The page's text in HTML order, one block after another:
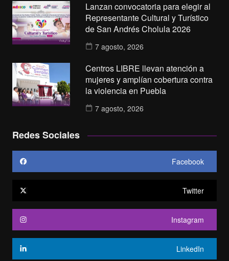
Lanzan convocatoria para elegir al
Representante Cultural y Turístico
de San Andrés Cholula 2026
7 agosto, 2026
Centros LIBRE llevan atención a
mujeres y amplían cobertura contra
la violencia en Puebla
7 agosto, 2026
Redes Sociales
Facebook
Twitter
Instagram
LinkedIn